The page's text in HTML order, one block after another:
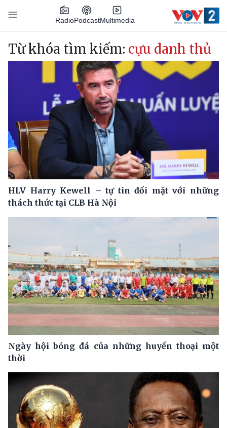
Nhảy đến nội dung
RadioPodcastMultimedia
Main navigation
Từ khóa tìm kiếm: cựu danh thủ
HLV Harry Kewell – tự tin đối mặt với những
thách thức tại CLB Hà Nội
Ngày hội bóng đá của những huyền thoại một
thời